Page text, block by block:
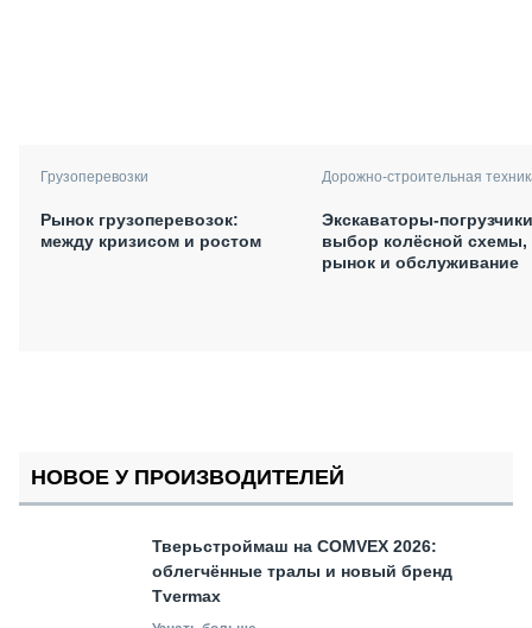
Грузоперевозки
Рынок грузоперевозок:
между кризисом и ростом
Дорожно-строительная
Экскаваторы-
выбор колёсной схемы,
рынок и обслуживание
НОВОЕ У ПРОИЗВОДИТЕЛЕЙ
Тверьстроймаш на COMVEX 2026:
облегчённые тралы и новый бренд
Tvermax